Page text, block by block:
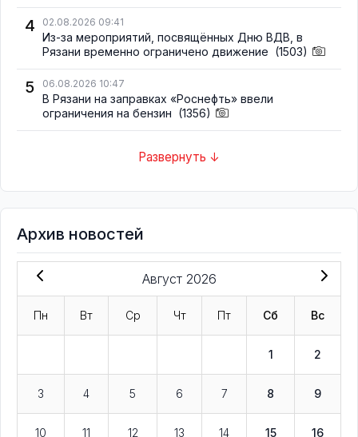
4 02.08.2026 09:41
Из-за мероприятий, посвящённых Дню ВДВ, в
Рязани временно ограничено движение (1503)
5 06.08.2026 10:47
В Рязани на заправках «Роснефть» ввели
ограничения на бензин (1356)
Развернуть ↓
Архив новостей
Август 2026
Пн Вт Ср Чт Пт Сб Вс
1 2
3 4 5 6 7 8 9
10 11 12 13 14 15 16